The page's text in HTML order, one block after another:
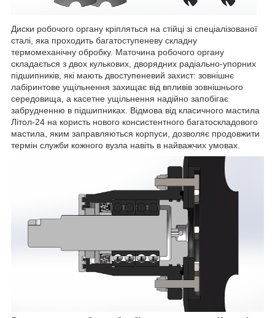
Диски робочого органу кріпляться на стійці зі спеціалізованої
сталі, яка проходить багатоступеневу складну
термомеханічну обробку. Маточина робочого органу
складається з двох кулькових, дворядних радіально-упорних
підшипників, які мають двоступеневий захист: зовнішнє
лабіринтове ущільнення захищає від впливів зовнішнього
середовища, а касетне ущільнення надійно запобігає
забрудненню в підшипниках. Відмова від класичного мастила
Літол-24 на користь нового консистентного багатоскладового
мастила, яким заправляються корпуси, дозволяє продовжити
термін служби кожного вузла навіть в найважчих умовах.